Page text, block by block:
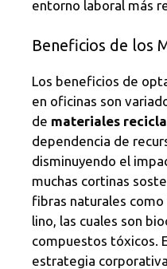
entorno laboral más
Beneficios de los
Los beneficios de
en oficinas son
de materiales
dependencia de
disminuyendo el
muchas cortinas
fibras naturales
lino, las cuales son
compuestos tóxicos.
estrategia